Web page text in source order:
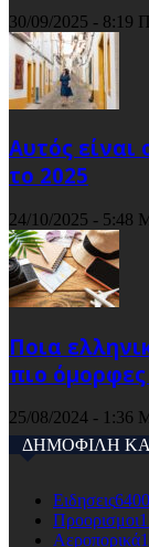
30/09/2025 - 8:19
Αυτός
το 2025
24/10/2025 - 5:48
Ποια
πιο
25/08/2024 - 1:36
ΔΗΜΟΦΙΛΗ
Ειδησεις
Προορισμοι
Αεροπορικά